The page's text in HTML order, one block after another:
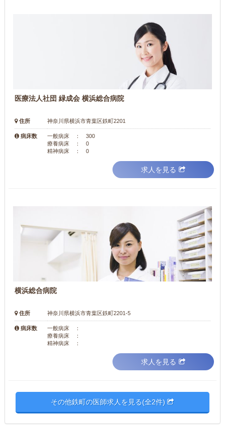
医療法人社団 緑成会 横浜総合病院
住所 神奈川県横浜市青葉区鉄町2201
病床数
一般病床 ： 300
療養病床 ： 0
精神病床 ： 0
求人を見る
横浜総合病院
住所 神奈川県横浜市青葉区鉄町2201-5
病床数
一般病床 ：
療養病床 ：
精神病床 ：
求人を見る
その他鉄町の医師求人を見る(全2件)